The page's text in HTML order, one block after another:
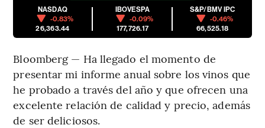
NASDAQ
-0.83%
26,363.44
IBOVESPA
-0.09%
177,726.17
S&P/BMV IPC
-0.46%
66,525.18
Bloomberg — Ha llegado el momento de
presentar mi informe anual sobre los vinos que
he probado a través del año y que ofrecen una
excelente relación de calidad y precio, además
de ser deliciosos.